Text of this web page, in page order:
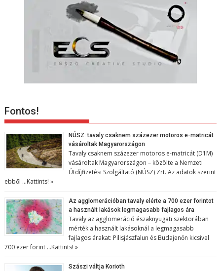
Fontos!
NÚSZ: tavaly csaknem százezer motoros e-matricát
vásároltak Magyarországon
Tavaly csaknem százezer motoros e-matricát (D1M)
vásároltak Magyarországon – közölte a Nemzeti
Útdíjfizetési Szolgáltató (NÚSZ) Zrt. Az adatok szerint
ebből …Kattints! »
Az agglomerációban tavaly elérte a 700 ezer forintot
a használt lakások legmagasabb fajlagos ára
Tavaly az agglomeráció északnyugati szektorában
mérték a használt lakásoknál a legmagasabb
fajlagos árakat: Pilisjászfalun és Budajenőn kicsivel
700 ezer forint …Kattints! »
Szászi váltja Korioth